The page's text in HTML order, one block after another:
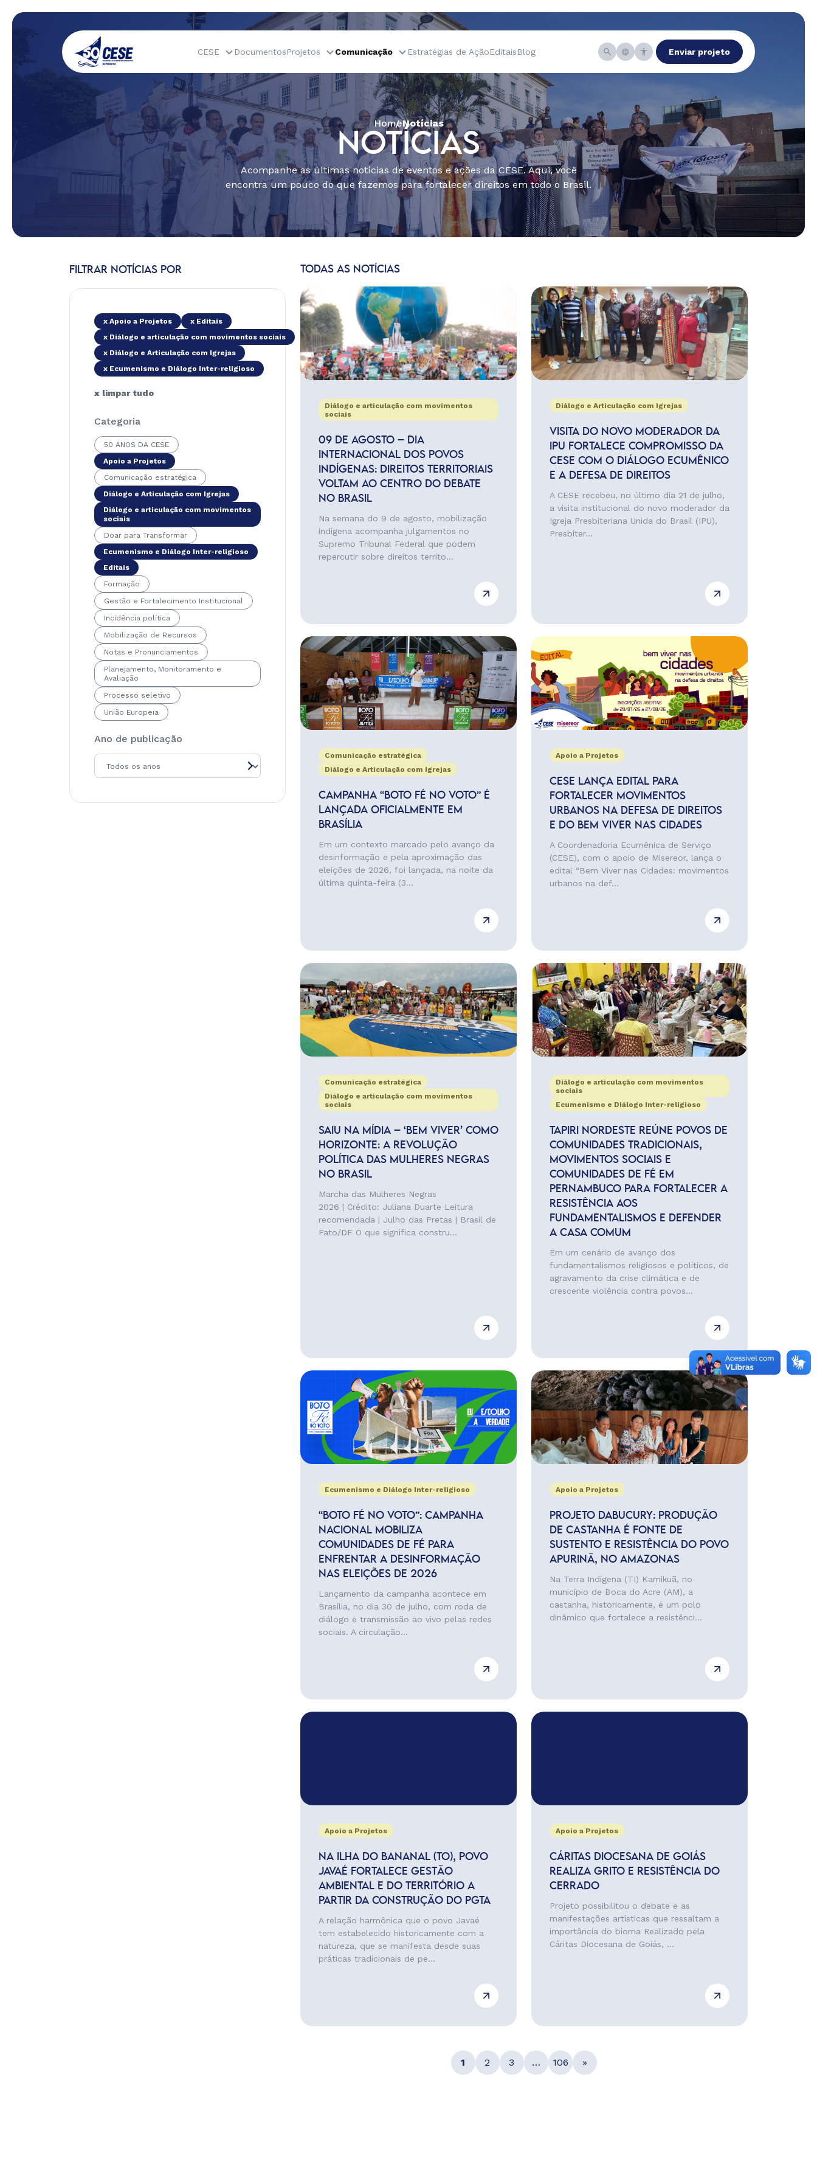
CESE DocumentosProjetos Comunicação Estratégias de AçãoEditaisBlog Enviar projeto
HomeNotícias
NOTÍCIAS
Acompanhe as últimas notícias de eventos e ações da CESE. Aqui, você
encontra um pouco do que fazemos para fortalecer direitos em todo o Brasil.
FILTRAR NOTÍCIAS POR
x Apoio a Projetos
x Editais
x Diálogo e articulação com movimentos sociais
x Diálogo e Articulação com Igrejas
x Ecumenismo e Diálogo Inter-religioso
x limpar tudo
Categoria
50 ANOS DA CESE
Apoio a Projetos
Comunicação estratégica
Diálogo e Articulação com Igrejas
Diálogo e articulação com movimentos
sociais
Doar para Transformar
Ecumenismo e Diálogo Inter-religioso
Editais
Formação
Gestão e Fortalecimento Institucional
Incidência política
Mobilização de Recursos
Notas e Pronunciamentos
Planejamento, Monitoramento e
Avaliação
Processo seletivo
União Europeia
Ano de publicação
TODAS AS NOTÍCIAS
Diálogo e articulação com movimentos
sociais
09 DE AGOSTO – DIA
INTERNACIONAL DOS POVOS
INDÍGENAS: DIREITOS TERRITORIAIS
VOLTAM AO CENTRO DO DEBATE
NO BRASIL
Na semana do 9 de agosto, mobilização
indígena acompanha julgamentos no
Supremo Tribunal Federal que podem
repercutir sobre direitos territo...
Diálogo e Articulação com Igrejas
VISITA DO NOVO MODERADOR DA
IPU FORTALECE COMPROMISSO DA
CESE COM O DIÁLOGO ECUMÊNICO
E A DEFESA DE DIREITOS
A CESE recebeu, no último dia 21 de julho,
a visita institucional do novo moderador da
Igreja Presbiteriana Unida do Brasil (IPU),
Presbíter...
Comunicação estratégica
Diálogo e Articulação com Igrejas
CAMPANHA “BOTO FÉ NO VOTO” É
LANÇADA OFICIALMENTE EM
BRASÍLIA
Em um contexto marcado pelo avanço da
desinformação e pela aproximação das
eleições de 2026, foi lançada, na noite da
última quinta-feira (3...
Apoio a Projetos
CESE LANÇA EDITAL PARA
FORTALECER MOVIMENTOS
URBANOS NA DEFESA DE DIREITOS
E DO BEM VIVER NAS CIDADES
A Coordenadoria Ecumênica de Serviço
(CESE), com o apoio de Misereor, lança o
edital “Bem Viver nas Cidades: movimentos
urbanos na def...
Comunicação estratégica
Diálogo e articulação com movimentos
sociais
SAIU NA MÍDIA – ‘BEM VIVER’ COMO
HORIZONTE: A REVOLUÇÃO
POLÍTICA DAS MULHERES NEGRAS
NO BRASIL
Marcha das Mulheres Negras
2026 | Crédito: Juliana Duarte Leitura
recomendada | Julho das Pretas | Brasil de
Fato/DF O que significa constru...
Diálogo e articulação com movimentos
sociais
Ecumenismo e Diálogo Inter-religioso
TAPIRI NORDESTE REÚNE POVOS DE
COMUNIDADES TRADICIONAIS,
MOVIMENTOS SOCIAIS E
COMUNIDADES DE FÉ EM
PERNAMBUCO PARA FORTALECER A
RESISTÊNCIA AOS
FUNDAMENTALISMOS E DEFENDER
A CASA COMUM
Em um cenário de avanço dos
fundamentalismos religiosos e políticos, de
agravamento da crise climática e de
crescente violência contra povos...
Ecumenismo e Diálogo Inter-religioso
“BOTO FÉ NO VOTO”: CAMPANHA
NACIONAL MOBILIZA
COMUNIDADES DE FÉ PARA
ENFRENTAR A DESINFORMAÇÃO
NAS ELEIÇÕES DE 2026
Lançamento da campanha acontece em
Brasília, no dia 30 de julho, com roda de
diálogo e transmissão ao vivo pelas redes
sociais. A circulação...
Apoio a Projetos
PROJETO DABUCURY: PRODUÇÃO
DE CASTANHA É FONTE DE
SUSTENTO E RESISTÊNCIA DO POVO
APURINÃ, NO AMAZONAS
Na Terra Indígena (TI) Kamikuã, no
município de Boca do Acre (AM), a
castanha, historicamente, é um polo
dinâmico que fortalece a resistênci...
Apoio a Projetos
NA ILHA DO BANANAL (TO), POVO
JAVAÉ FORTALECE GESTÃO
AMBIENTAL E DO TERRITÓRIO A
PARTIR DA CONSTRUÇÃO DO PGTA
A relação harmônica que o povo Javaé
tem estabelecido historicamente com a
natureza, que se manifesta desde suas
práticas tradicionais de pe...
Apoio a Projetos
CÁRITAS DIOCESANA DE GOIÁS
REALIZA GRITO E RESISTÊNCIA DO
CERRADO
Projeto possibilitou o debate e as
manifestações artísticas que ressaltam a
importância do bioma Realizado pela
Cáritas Diocesana de Goiás, ...
1 2 3 … 106 »